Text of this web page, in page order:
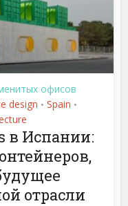
офисов
design • Spain •
в Испании:
отрасли